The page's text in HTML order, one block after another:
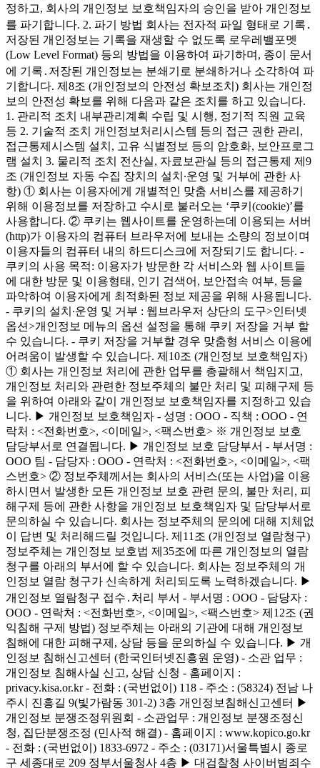
정하고, 회사의 개인정보 보호책임자의 승인을 받아 개인정보
를 파기합니다. 2. 파기 방법 회사는 전자적 파일 형태로 기록․
저장된 개인정보는 기록을 재생할 수 없도록 로우레밸포멧
(Low Level Format) 등의 방법을 이용하여 파기하며, 종이 문서
에 기록․저장된 개인정보는 분쇄기로 분쇄하거나 소각하여 파
기합니다. 제8조 (개인정보의 안전성 확보조치) 회사는 개인정
보의 안전성 확보를 위해 다음과 같은 조치를 하고 있습니다.
1. 관리적 조치 내부관리계획 수립 및 시행, 정기적 직원 교육
등 2. 기술적 조치 개인정보처리시스템 등의 접근 권한 관리,
접근통제시스템 설치, 고유 식별정보 등의 암호화, 보안프로그
램 설치 3. 물리적 조치 전산실, 자료보관실 등의 접근통제 제9
조 (개인정보 자동 수집 장치의 설치∙운영 및 거부에 관한 사
항) ① 회사는 이용자에게 개별적인 맞춤 서비스를 제공하기
위해 이용정보를 저장하고 수시로 불러오는 ‘쿠키(cookie)’를
사용합니다. ② 쿠키는 웹사이트를 운영하는데 이용되는 서버
(http)가 이용자의 컴퓨터 브라우저에 보내는 소량의 정보이며
이용자들의 컴퓨터 내의 하드디스크에 저장되기도 합니다. -
쿠키의 사용 목적: 이용자가 방문한 각 서비스와 웹 사이트들
에 대한 방문 및 이용형태, 인기 검색어, 보안접속 여부, 등을
파악하여 이용자에게 최적화된 정보 제공을 위해 사용됩니다.
- 쿠키의 설치∙운영 및 거부 : 웹브라우저 상단의 도구>인터넷
옵션>개인정보 메뉴의 옵션 설정을 통해 쿠키 저장을 거부 할
수 있습니다. - 쿠키 저장을 거부할 경우 맞춤형 서비스 이용에
어려움이 발생할 수 있습니다. 제10조 (개인정보 보호책임자)
① 회사는 개인정보 처리에 관한 업무를 총괄해서 책임지고,
개인정보 처리와 관련한 정보주체의 불만 처리 및 피해구제 등
을 위하여 아래와 같이 개인정보 보호책임자를 지정하고 있습
니다. ▶ 개인정보 보호책임자 - 성명 : OOO - 직책 : OOO - 연
락처 : <전화번호>, <이메일>, <팩스번호> ※ 개인정보 보호
담당부서로 연결됩니다. ▶ 개인정보 보호 담당부서 - 부서명 :
OOO 팀 - 담당자 : OOO - 연락처 : <전화번호>, <이메일>, <팩
스번호> ② 정보주체께서는 회사의 서비스(또는 사업)을 이용
하시면서 발생한 모든 개인정보 보호 관련 문의, 불만 처리, 피
해구제 등에 관한 사항을 개인정보 보호책임자 및 담당부서로
문의하실 수 있습니다. 회사는 정보주체의 문의에 대해 지체없
이 답변 및 처리해드릴 것입니다. 제11조 (개인정보 열람청구)
정보주체는 개인정보 보호법 제35조에 따른 개인정보의 열람
청구를 아래의 부서에 할 수 있습니다. 회사는 정보주체의 개
인정보 열람 청구가 신속하게 처리되도록 노력하겠습니다. ▶
개인정보 열람청구 접수․처리 부서 - 부서명 : OOO - 담당자 :
OOO - 연락처 : <전화번호>, <이메일>, <팩스번호> 제12조 (권
익침해 구제 방법) 정보주체는 아래의 기관에 대해 개인정보
침해에 대한 피해구제, 상담 등을 문의하실 수 있습니다. ▶ 개
인정보 침해신고센터 (한국인터넷진흥원 운영) - 소관 업무 :
개인정보 침해사실 신고, 상담 신청 - 홈페이지 :
privacy.kisa.or.kr - 전화 : (국번없이) 118 - 주소 : (58324) 전남 나
주시 진흥길 9(빛가람동 301-2) 3층 개인정보침해신고센터 ▶
개인정보 분쟁조정위원회 - 소관업무 : 개인정보 분쟁조정신
청, 집단분쟁조정 (민사적 해결) - 홈페이지 : www.kopico.go.kr
- 전화 : (국번없이) 1833-6972 - 주소 : (03171)서울특별시 종로
구 세종대로 209 정부서울청사 4층 ▶ 대검찰청 사이버범죄수